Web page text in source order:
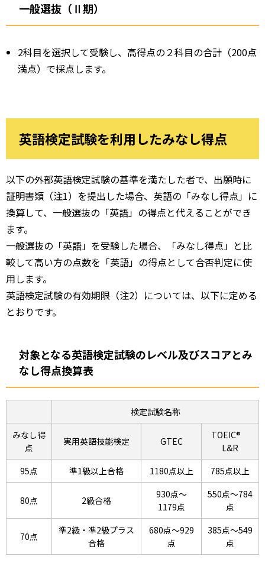
一般選抜（Ⅱ期）
2科目を選択して受験し、高得点の２科目の合計（200点
満点）で採点します。
英語検定試験を利用したみなし得点
以下の外部英語検定試験の基準を満たした者で、出願時に
証明書類（注1）を提出した場合、英語の「みなし得点」に
換算して、一般選抜の「英語」の得点と代えることができ
ます。
一般選抜の「英語」を受験した場合、「みなし得点」と比
較して高い方の点数を「英語」の得点として合否判定に使
用します。
英語検定試験の有効期限（注2）については、以下に定める
とおりです。
対象となる英語検定試験のレベル及びスコアとみ
なし得点換算表
検定試験名称
みなし得
点
実用英語技能検定 GTEC
TOEIC®
L&R
95点
準1級以上合格 1180点以上 785点以上
80点 2級合格
930点～
1179点
550点～784
点
70点
準2級・凖2級プラス
合格
680点～929
点
385点～549
点